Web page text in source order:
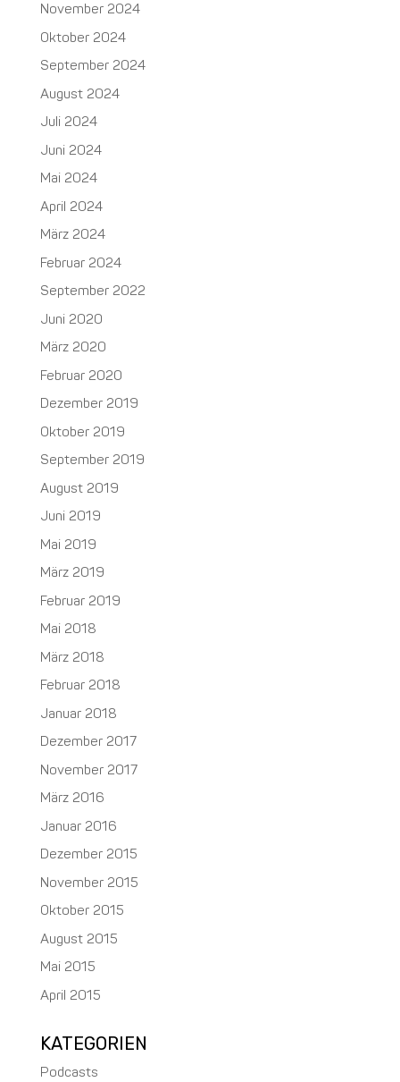
November 2024
Oktober 2024
September 2024
August 2024
Juli 2024
Juni 2024
Mai 2024
April 2024
März 2024
Februar 2024
September 2022
Juni 2020
März 2020
Februar 2020
Dezember 2019
Oktober 2019
September 2019
August 2019
Juni 2019
Mai 2019
März 2019
Februar 2019
Mai 2018
März 2018
Februar 2018
Januar 2018
Dezember 2017
November 2017
März 2016
Januar 2016
Dezember 2015
November 2015
Oktober 2015
August 2015
Mai 2015
April 2015
KATEGORIEN
Podcasts